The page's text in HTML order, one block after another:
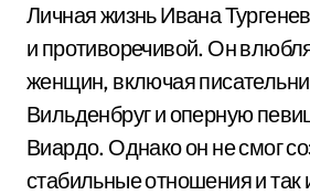
Личная жизнь Ивана
и противоречивой. Он
женщин, включая
Вильденбруг и оперную
Виардо. Однако он не смог
стабильные отношения и так